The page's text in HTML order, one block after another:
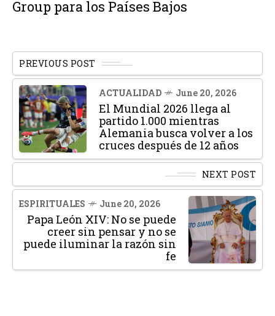
Group para los Países Bajos
PREVIOUS POST
ACTUALIDAD June 20, 2026
El Mundial 2026 llega al
partido 1.000 mientras
Alemania busca volver a los
cruces después de 12 años
NEXT POST
ESPIRITUALES June 20, 2026
Papa León XIV: No se puede
creer sin pensar y no se
puede iluminar la razón sin
fe